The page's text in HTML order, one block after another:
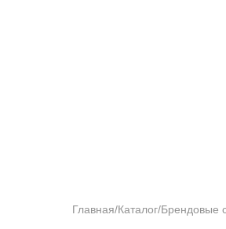
Главная/Каталог/Брендовые